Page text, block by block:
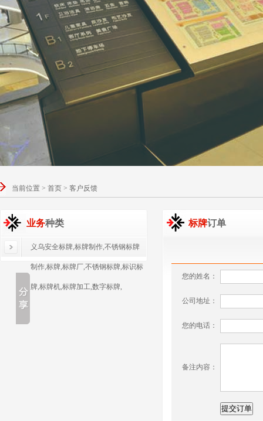
当前位置 > 首页 > 客户反馈
业务种类
义乌安全标牌,标牌制作,不锈钢标牌
制作,标牌,标牌厂,不锈钢标牌,标识标
牌,标牌机,标牌加工,数字标牌,
标牌订单
您的姓名：
公司地址：
您的电话：
备注内容：